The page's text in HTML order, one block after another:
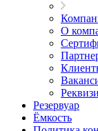
О
Резервуар
Ёмкость